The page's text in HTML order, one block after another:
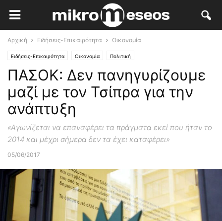
Αρχική Ειδήσεις-Επικαιρότητα Οικονομία
Ειδήσεις-Επικαιρότητα Οικονομία Πολιτική
ΠΑΣΟΚ: Δεν πανηγυρίζουμε
μαζί με τον Τσίπρα για την
ανάπτυξη
«Aγωνίζεται να επαναφέρει τα πράγματα εκεί που ήταν το
2014 και μέχρι σήμερα δεν τα έχει καταφέρει»
05/06/2017